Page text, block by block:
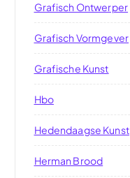
Grafisch Ontwerper
Grafisch Vormgever
Grafische Kunst
Hbo
Hedendaagse Kunst
Herman Brood